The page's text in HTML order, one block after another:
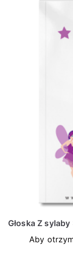
Głoska Z sylaby
Aby